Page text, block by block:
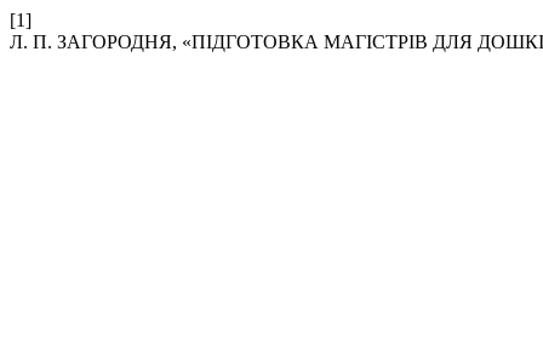
[1]
Л. П. ЗАГОРОДНЯ, «ПІДГОТОВКА МАГІСТРІВ ДЛЯ